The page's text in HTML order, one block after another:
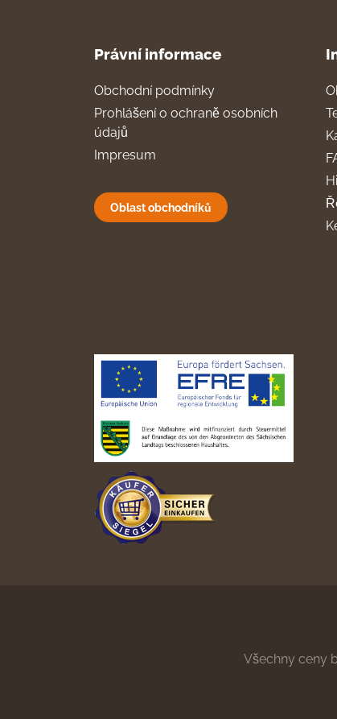
Právní informace
Obchodní podmínky
Prohlášení o ochraně osobních
údajů
Impresum
Oblast obchodníků
Všechny ceny